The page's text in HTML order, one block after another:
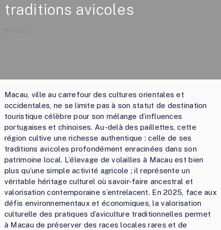
traditions avicoles
Macau, ville au carrefour des cultures orientales et
occidentales, ne se limite pas à son statut de destination
touristique célèbre pour son mélange d’influences
portugaises et chinoises. Au-delà des paillettes, cette
région cultive une richesse authentique : celle de ses
traditions avicoles profondément enracinées dans son
patrimoine local. L’élevage de volailles à Macau est bien
plus qu’une simple activité agricole ; il représente un
véritable héritage culturel où savoir-faire ancestral et
valorisation contemporaine s’entrelacent. En 2025, face aux
défis environnementaux et économiques, la valorisation
culturelle des pratiques d’aviculture traditionnelles permet
à Macau de préserver des races locales rares et de